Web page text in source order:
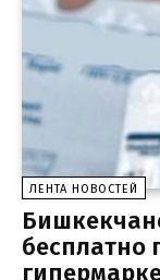
ЛЕНТА НОВОСТЕЙ
бесплатно